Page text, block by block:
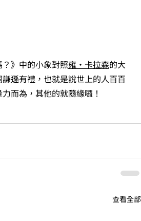
？》中的小象對照雍·卡拉森的大
遜有禮，也就是說世上的人百百
而為，其他的就隨緣囉！
查看全部